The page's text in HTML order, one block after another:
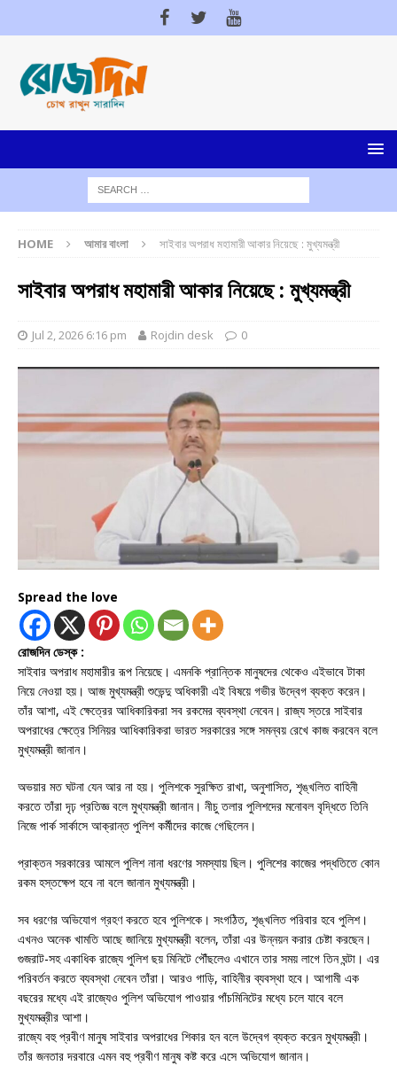
HOME আমার বাংলা সাইবার অপরাধ মহামারী আকার নিয়েছে : মুখ্যমন্ত্রী
সাইবার অপরাধ মহামারী আকার নিয়েছে : মুখ্যমন্ত্রী
Jul 2, 2026 6:16 pm Rojdin desk 0
Spread the love
রোজদিন ডেস্ক :
সাইবার অপরাধ মহামারীর রূপ নিয়েছে। এমনকি প্রান্তিক মানুষদের থেকেও এইভাবে টাকা
নিয়ে নেওয়া হয়। আজ মুখ্যমন্ত্রী শুভেন্দু অধিকারী এই বিষয়ে গভীর উদ্বেগ ব্যক্ত করেন।
তাঁর আশা, এই ক্ষেত্রের আধিকারিকরা সব রকমের ব্যবস্থা নেবেন। রাজ্য স্তরে সাইবার
অপরাধের ক্ষেত্রে সিনিয়র আধিকারিকরা ভারত সরকারের সঙ্গে সমন্বয় রেখে কাজ করবেন বলে
মুখ্যমন্ত্রী জানান।
অভয়ার মত ঘটনা যেন আর না হয়। পুলিশকে সুরক্ষিত রাখা, অনুশাসিত, শৃঙ্খলিত বাহিনী
করতে তাঁরা দৃঢ় প্রতিজ্ঞ বলে মুখ্যমন্ত্রী জানান। নীচু তলার পুলিশদের মনোবল বৃদ্ধিতে তিনি
নিজে পার্ক সার্কাসে আক্রান্ত পুলিশ কর্মীদের কাজে গেছিলেন।
প্রাক্তন সরকারের আমলে পুলিশ নানা ধরণের সমস্যায় ছিল। পুলিশের কাজের পদ্ধতিতে কোন
রকম হস্তক্ষেপ হবে না বলে জানান মুখ্যমন্ত্রী।
সব ধরণের অভিযোগ গ্রহণ করতে হবে পুলিশকে। সংগঠিত, শৃঙ্খলিত পরিবার হবে পুলিশ।
এখনও অনেক খামতি আছে জানিয়ে মুখ্যমন্ত্রী বলেন, তাঁরা এর উন্নয়ন করার চেষ্টা করছেন।
গুজরাট-সহ একাধিক রাজ্যে পুলিশ ছয় মিনিটে পৌঁছলেও এখানে তার সময় লাগে তিন ঘন্টা। এর
পরিবর্তন করতে ব্যবস্থা নেবেন তাঁরা। আরও গাড়ি, বাহিনীর ব্যবস্থা হবে। আগামী এক
বছরের মধ্যে এই রাজ্যেও পুলিশ অভিযোগ পাওয়ার পাঁচমিনিটের মধ্যে চলে যাবে বলে
মুখ্যমন্ত্রীর আশা।
রাজ্যে বহু প্রবীণ মানুষ সাইবার অপরাধের শিকার হন বলে উদ্বেগ ব্যক্ত করেন মুখ্যমন্ত্রী।
তাঁর জনতার দরবারে এমন বহু প্রবীণ মানুষ কষ্ট করে এসে অভিযোগ জানান।